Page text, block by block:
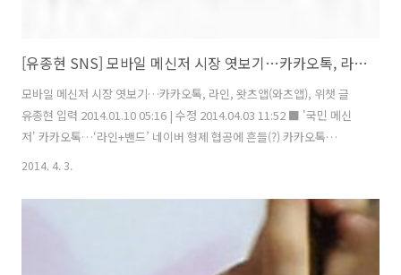
[유종현 SNS] 모바일 메신저 시장 엿보기…카카오톡, 라인, 왓츠앱(와츠앱), 위챗
모바일 메신저 시장 엿보기…카카오톡, 라인, 왓츠앱(와츠앱), 위챗 글
유종현 입력 2014.01.10 05:16 | 수정 2014.04.03 11:52 ■ '국민 메신
저' 카카오톡…‘라인+밴드’ 네이버 형제 협공에 흔들(?) 카카오톡
카오톡(카톡)’을 사용한다. 모바일 메신저 사용자들은 한번 쓰기 시작한
서비스를 잘 바꾸지 않기 때문에 카톡이 선점한 국내 시장에 네이버 ‘라
인’의 설 자리는 없는 것 같다. 아직은~?! 카카오톡은 2013년 12월 기준
누적 가입자가 1억3000만명에 이른다. 이 중 국내 가입자는 3500만명인
2014. 4. 3.